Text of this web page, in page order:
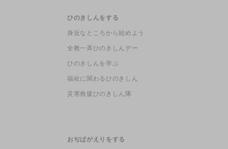
ひのきしんをする
身近なところから始めよう
全教一斉ひのきしんデー
ひのきしんを学ぶ
福祉に関わるひのきしん
災害救援ひのきしん隊
おぢばがえりをする